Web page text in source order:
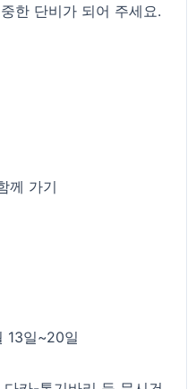
한 단비가 되어 주세요.
께 가기
13일~20일